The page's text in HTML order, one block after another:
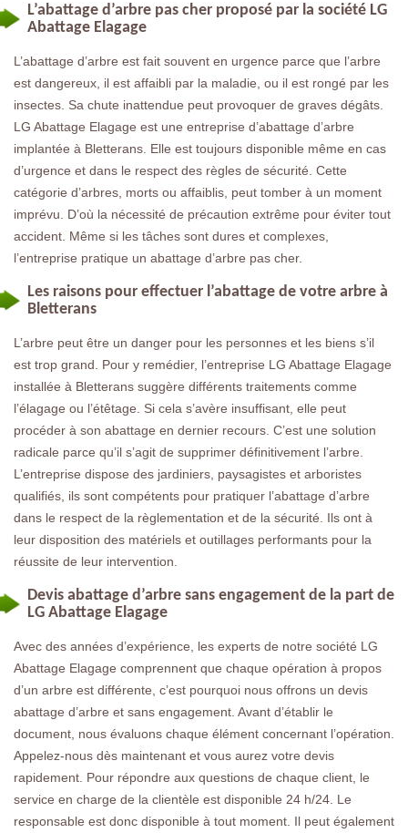
L’abattage d’arbre pas cher proposé par la société LG
Abattage Elagage
L’abattage d’arbre est fait souvent en urgence parce que l’arbre
est dangereux, il est affaibli par la maladie, ou il est rongé par les
insectes. Sa chute inattendue peut provoquer de graves dégâts.
LG Abattage Elagage est une entreprise d’abattage d’arbre
implantée à Bletterans. Elle est toujours disponible même en cas
d’urgence et dans le respect des règles de sécurité. Cette
catégorie d’arbres, morts ou affaiblis, peut tomber à un moment
imprévu. D’où la nécessité de précaution extrême pour éviter tout
accident. Même si les tâches sont dures et complexes,
l’entreprise pratique un abattage d’arbre pas cher.
Les raisons pour effectuer l’abattage de votre arbre à
Bletterans
L’arbre peut être un danger pour les personnes et les biens s’il
est trop grand. Pour y remédier, l’entreprise LG Abattage Elagage
installée à Bletterans suggère différents traitements comme
l’élagage ou l’étêtage. Si cela s’avère insuffisant, elle peut
procéder à son abattage en dernier recours. C’est une solution
radicale parce qu’il s’agit de supprimer définitivement l’arbre.
L’entreprise dispose des jardiniers, paysagistes et arboristes
qualifiés, ils sont compétents pour pratiquer l’abattage d’arbre
dans le respect de la règlementation et de la sécurité. Ils ont à
leur disposition des matériels et outillages performants pour la
réussite de leur intervention.
Devis abattage d’arbre sans engagement de la part de
LG Abattage Elagage
Avec des années d’expérience, les experts de notre société LG
Abattage Elagage comprennent que chaque opération à propos
d’un arbre est différente, c’est pourquoi nous offrons un devis
abattage d’arbre et sans engagement. Avant d’établir le
document, nous évaluons chaque élément concernant l’opération.
Appelez-nous dès maintenant et vous aurez votre devis
rapidement. Pour répondre aux questions de chaque client, le
service en charge de la clientèle est disponible 24 h/24. Le
responsable est donc disponible à tout moment. Il peut également